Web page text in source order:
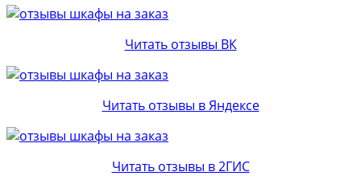
Читать отзывы ВК
Читать отзывы в Яндексе
Читать отзывы в 2ГИС